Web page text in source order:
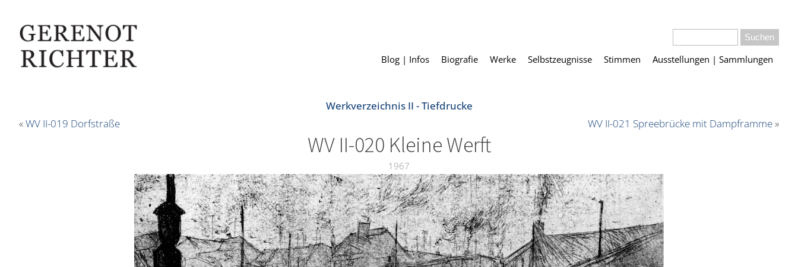
Blog | Infos Biografie Werke Selbstzeugnisse Stimmen Ausstellungen | Sammlungen
Werkverzeichnis II - Tiefdrucke
«WV II-019 Dorfstraße WV II-021 Spreebrücke mit Dampframme»
WV II-020 Kleine Werft
1967